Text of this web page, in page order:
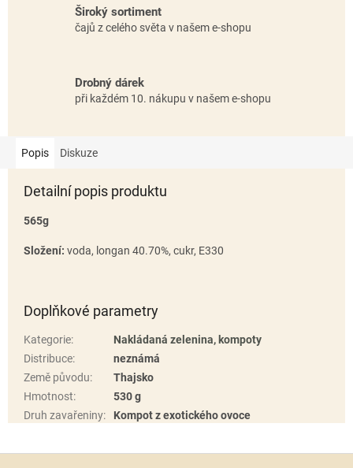
Široký sortiment
čajů z celého světa v našem e-shopu
Drobný dárek
při každém 10. nákupu v našem e-shopu
Popis Diskuze
Detailní popis produktu
565g
Složení: voda, longan 40.70%, cukr, E330
Doplňkové parametry
Kategorie:
Nakládaná zelenina, kompoty
Distribuce:
neznámá
Země původu:
Thajsko
Hmotnost:
530 g
Druh zavařeniny: Kompot z exotického ovoce